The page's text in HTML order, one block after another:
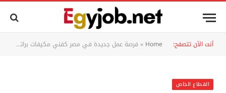
أنت الآن تتصفح: Home
» فرصة عمل جديدة في مصر كفني مكيفات براتب 6000 جنيه مصري
القطاع الخاص